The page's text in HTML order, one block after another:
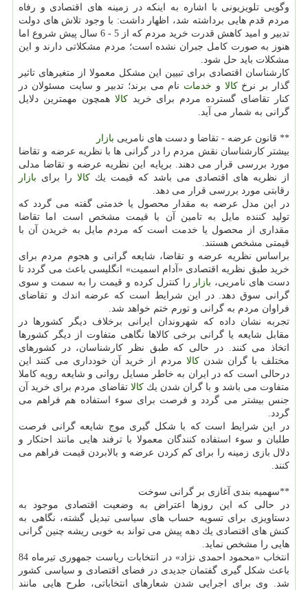
وگویی تلویزیونی با اشاره به اینكه در زمینه های اقتصادی و رفاه
مردم قدم هایی برداشته شد، اظهار داشت: با وجود تلاش های دولت
تدبیر و امید كاهش قدرت خرید مردم كه از 5 - 6 سال پیش شروع اما
هنوز به صورت كامل جبران نشده است؛ مردم مشكلاتی دارند و این
مشكلات باید حل شود.
كارشناسان اقتصادی برای تبیین این مشكل معمولا از متغیرهای تاثیر
گذار بر نرخكالا و خدمات نام می برند؛ تدبیر و سایت مسئولان در
كنار تقاضای گسترده مردم برای خریدكالا همچون مهمترین دلایل
گرانی به شمار می آید.
** قانون عرضه - تقاضا و دست های نامریی بازار
بیشتر كارشناسان نقش مردم را در گرانی ها با نظریه عرضه و تقاضا
مورد بررسی قرار می دهند. برپایه این نظریه عرضه و تقاضا مدلی
از نظریه های اقتصادی می باشد كه قیمت یك كالا را برای بازار
رقابتی مورد بررسی قرار می دهد.
در این مدل عرضه به مقدار محصول یا خدمتی گفته می گردد كه
تولید كننده مایل به تامین آن با قیمت مشخص است اما تقاضا
مقداری از محصول یا خدمت است كه مردم مایل به خریدن آن با
قیمتی مشخص هستند.
براساس نظریه عرضه و تقاضا، شایعه گرانی و هجوم مردم برای
خرید طبق نظریه اقتصادی «آدام اسمیت» انگلیسی باعث می گردد تا
دست های نامریی، بازار را كنترل كرده و قیمت را به سمت و سوی
گرانی سوق دهد. در این شرایط است كه عرضه اندك و تقاضای
فراوان مردم به گرانی و تورم ختم خواهد شد.
تجربه نشان داده كه شهروندان ایرانی برخلاف دیگر كشورها در
مقابل شایعه یا گرانی برخی كالاها نگاهی متفاوت از دیگر كشورها
اتخاذ می كنند. در حالی كه طبق نظر كارشناسان، در كشورهای
مختلف با گران شدنكالا مردم از خرید آن خودداری می كنند این
درحالی است كه در ایران به خاطر مسایل روانی و شایعه رویه كاملا
متفاوت می باشد و با گران شدن یككالا تقاضای مردم برای خرید آن
جنس بیشتر می گردد و فرصت برای سوء استفاده هم فراهم می
گردد.
در این شرایط است كه با شكل گیری موج شایعه گرانی فرصت
طلبان و سوء استفاده كنندگان معمولا با ترفند هایی مانند احتكار و
دلال بازی زمینه را برای كم كردن عرضه و بالابردن قیمت فراهم می
كنند.
**سهمیه بندی آغازی بر گرانی سوخت
در حالی كه این روزها اعتراض به وضعیت اقتصادی موجود به
دستاویزی برای تسویه حساب های سیاسی تبدیل گشته، نگاهی به
كنش های اقتصادی یك دهه پیش می تواند به خوبی ریشه چنین گرانی
هایی را مشخص نماید.
انتخاب «محمود احمدی نژاد» در انتخابات ریاست جمهوری تیرماه 84
باعث شكل گیری گفتمان جدیدی در فضای اقتصادی و سیاسی كشور
شد. وی برای اجرایی شدن شعارهای انتخاباتی، طرح هایی مانند